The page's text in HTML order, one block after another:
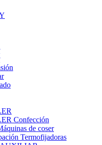
Confección
de coser
Termofijadoras